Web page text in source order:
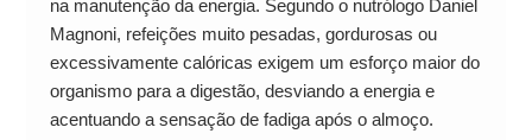
na manutenção da energia. Segundo o nutrólogo Daniel
Magnoni, refeições muito pesadas, gordurosas ou
excessivamente calóricas exigem um esforço maior do
organismo para a digestão, desviando a energia e
acentuando a sensação de fadiga após o almoço.